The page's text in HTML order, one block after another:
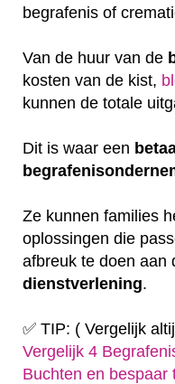
begrafenis of
Van de huur van de
kosten van de kist,
kunnen de totale
Dit is waar een
Ze kunnen families
oplossingen die
afbreuk te doen aan
dienstverlening.
✅ TIP: ( Vergelijk
Vergelijk 4
Buchten en bespaar